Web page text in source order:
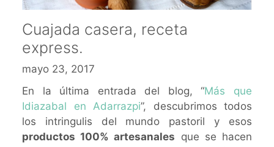
Cuajada casera, receta
express.
mayo 23, 2017
En la última entrada del blog, “Más que
Idiazabal en Adarrazpi”, descubrimos todos
los intringulis del mundo pastoril y esos
productos 100% artesanales que se hacen